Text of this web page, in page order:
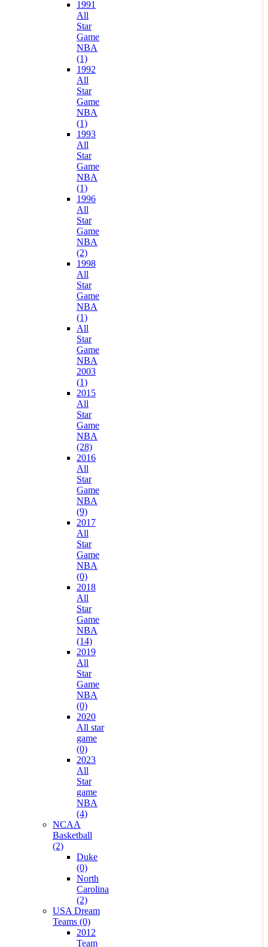
1991
All
Star
Game
NBA
(1)
1992
All
Star
Game
NBA
(1)
1993
All
Star
Game
NBA
(1)
1996
All
Star
Game
NBA
(2)
1998
All
Star
Game
NBA
(1)
All
Star
Game
NBA
2003
(1)
2015
All
Star
Game
NBA
(28)
2016
All
Star
Game
NBA
(9)
2017
All
Star
Game
NBA
(0)
2018
All
Star
Game
NBA
(14)
2019
All
Star
Game
NBA
(0)
2020
All star
game
(0)
2023
All
Star
game
NBA
(4)
NCAA
Basketball
(2)
Duke
(0)
North
Carolina
(2)
USA Dream
Teams (0)
2012
Team